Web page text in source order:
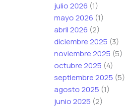
e
c
t
r
ó
n
i
c
e
c
t
r
ó
n
i
c
o
julio 2026 (1)
mayo 2026 (1)
abril 2026 (2)
diciembre 2025 (3)
noviembre 2025 (5)
octubre 2025 (4)
septiembre 2025 (5)
agosto 2025 (1)
junio 2025 (2)